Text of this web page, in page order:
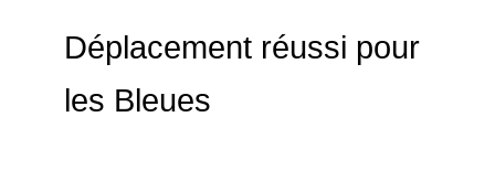
Déplacement réussi pour
les Bleues